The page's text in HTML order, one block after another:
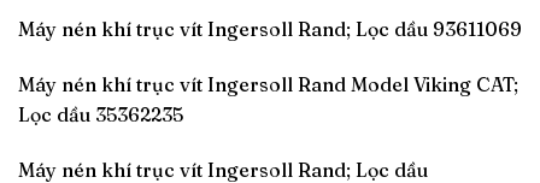
Máy nén khí trục vít Ingersoll Rand; Lọc dầu 93611069
Máy nén khí trục vít Ingersoll Rand Model Viking CAT;
Lọc dầu 35362235
Máy nén khí trục vít Ingersoll Rand; Lọc dầu